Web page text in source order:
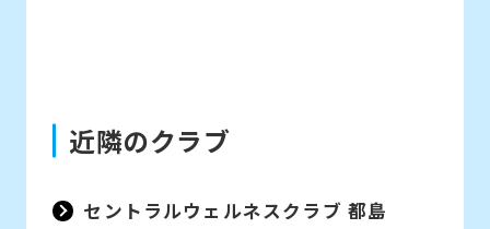
近隣のクラブ
セントラルウェルネスクラブ 都島